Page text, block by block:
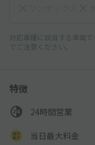
対応車種に該当する車両
でご注意ください。
特徴
24時間営業
当日最大料金